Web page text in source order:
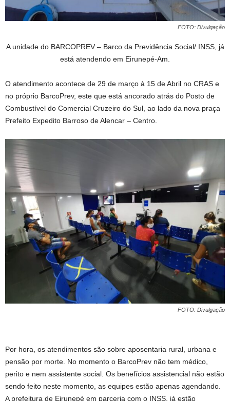
FOTO: Divulgação
A unidade do BARCOPREV – Barco da Previdência Social/ INSS, já
está atendendo em Eirunepé-Am.
O atendimento acontece de 29 de março à 15 de Abril no CRAS e
no próprio BarcoPrev, este que está ancorado atrás do Posto de
Combustível do Comercial Cruzeiro do Sul, ao lado da nova praça
Prefeito Expedito Barroso de Alencar – Centro.
FOTO: Divulgação
Por hora, os atendimentos são sobre aposentaria rural, urbana e
pensão por morte. No momento o BarcoPrev não tem médico,
perito e nem assistente social. Os benefícios assistencial não estão
sendo feito neste momento, as equipes estão apenas agendando.
A prefeitura de Eirunepé em parceria com o INSS, já estão